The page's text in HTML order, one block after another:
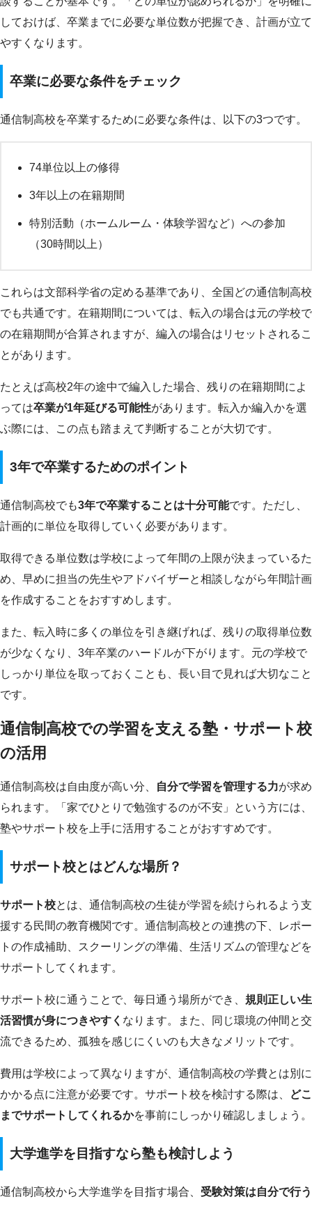
しておけば、卒業までに必要な単位数が把握でき、計画が立て
やすくなります。
卒業に必要な条件をチェック
通信制高校を卒業するために必要な条件は、以下の3つです。
74単位以上の修得
3年以上の在籍期間
特別活動（ホームルーム・体験学習など）への参加
（30時間以上）
これらは文部科学省の定める基準であり、全国どの通信制高校
でも共通です。在籍期間については、転入の場合は元の学校で
の在籍期間が合算されますが、編入の場合はリセットされるこ
とがあります。
たとえば高校2年の途中で編入した場合、残りの在籍期間によ
っては卒業が1年延びる可能性があります。転入か編入かを選
ぶ際には、この点も踏まえて判断することが大切です。
3年で卒業するためのポイント
通信制高校でも3年で卒業することは十分可能です。ただし、
計画的に単位を取得していく必要があります。
取得できる単位数は学校によって年間の上限が決まっているた
め、早めに担当の先生やアドバイザーと相談しながら年間計画
を作成することをおすすめします。
また、転入時に多くの単位を引き継げれば、残りの取得単位数
が少なくなり、3年卒業のハードルが下がります。元の学校で
しっかり単位を取っておくことも、長い目で見れば大切なこと
です。
通信制高校での学習を支える塾・サポート校
の活用
通信制高校は自由度が高い分、 自分で学習を管理する力が求め
られます。「家でひとりで勉強するのが不安」という方には、
塾やサポート校を上手に活用することがおすすめです。
サポート校とはどんな場所？
サポート校とは、通信制高校の生徒が学習を続けられるよう支
援する民間の教育機関です。通信制高校との連携の下、レポー
トの作成補助、スクーリングの準備、生活リズムの管理などを
サポートしてくれます。
サポート校に通うことで、毎日通う場所ができ、 規則正しい生
活習慣が身につきやすく なります。また、同じ環境の仲間と交
流できるため、孤独を感じにくいのも大きなメリットです。
費用は学校によって異なりますが、通信制高校の学費とは別に
かかる点に注意が必要です。サポート校を検討する際は、
どこ
までサポートしてくれるかを事前にしっかり確認しましょう。
大学進学を目指すなら塾も検討しよう
通信制高校から大学進学を目指す場合、 受験対策は自分で行う